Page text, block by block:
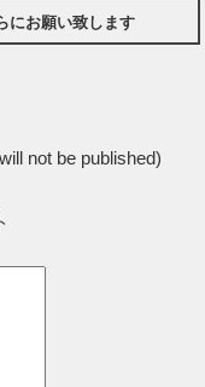
にお願い致します
not be published)